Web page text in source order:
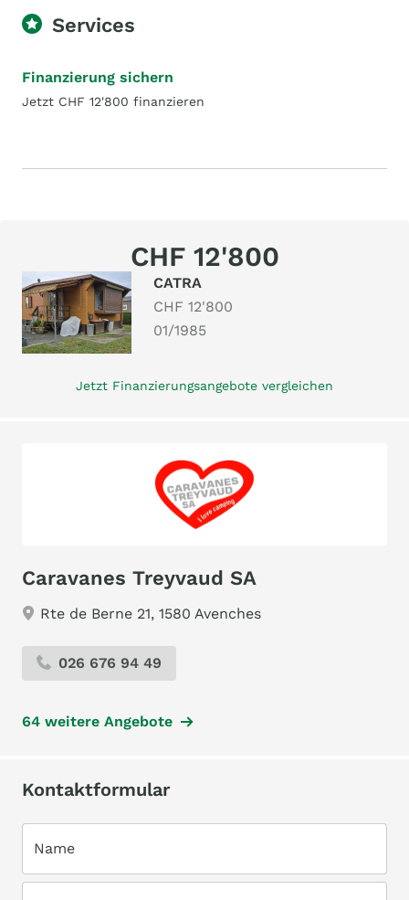
Services
Finanzierung sichern
Jetzt CHF 12'800 finanzieren
CHF 12'800
CATRA
CHF 12'800
01/1985
Jetzt Finanzierungsangebote vergleichen
Caravanes Treyvaud SA
Rte de Berne 21, 1580 Avenches
026 676 94 49
64 weitere Angebote
Kontaktformular
Name